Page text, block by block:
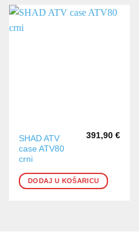
SHAD ATV
case ATV80
crni
391,90 €
DODAJ U KOŠARICU